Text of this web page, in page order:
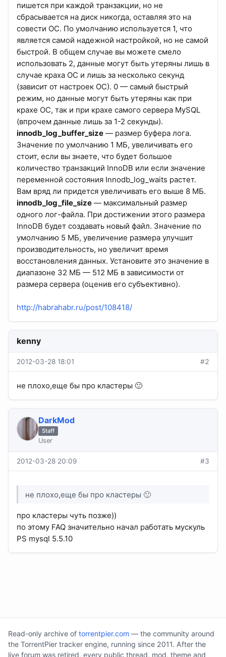
пишется при каждой транзакции, но не
сбрасывается на диск никогда, оставляя это на
совести ОС. По умолчанию используется 1, что
является самой надежной настройкой, но не самой
быстрой. В общем случае вы можете смело
использовать 2, данные могут быть утеряны лишь в
случае краха ОС и лишь за несколько секунд
(зависит от настроек ОС). 0 — самый быстрый
режим, но данные могут быть утеряны как при
крахе ОС, так и при крахе самого сервера MySQL
(впрочем данные лишь за 1-2 секунды).
innodb_log_buffer_size — размер буфера лога.
Значение по умолчанию 1 МБ, увеличивать его
стоит, если вы знаете, что будет большое
количество транзакций InnoDB или если значение
переменной состояния Innodb_log_waits растет.
Вам вряд ли придется увеличивать его выше 8 МБ.
innodb_log_file_size — максимальный размер
одного лог-файла. При достижении этого размера
InnoDB будет создавать новый файл. Значение по
умолчанию 5 МБ, увеличение размера улучшит
производительность, но увеличит время
восстановления данных. Установите это значение в
диапазоне 32 МБ — 512 МБ в зависимости от
размера сервера (оценив его субъективно).
http://habrahabr.ru/post/108418/
kenny
2012-03-28 18:01 #2
не плохо,еще бы про кластеры 🙂
DarkMod
Staff
User
2012-03-28 20:09 #3
не плохо,еще бы про кластеры 🙂
про кластеры чуть позже))
по этому FAQ значительно начал работать мускуль
PS mysql 5.5.10
Read-only archive of torrentpier.com — the community around
the TorrentPier tracker engine, running since 2011. After the
live forum was retired, every public thread, mod, theme and